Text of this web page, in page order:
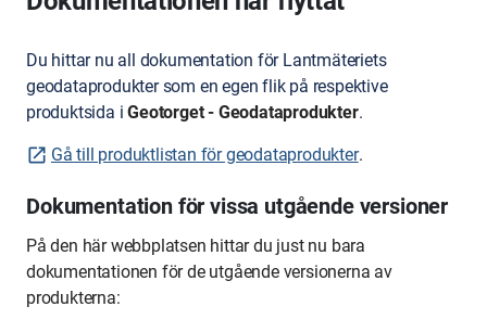
Du hittar nu all dokumentation för Lantmäteriets
geodataprodukter som en egen flik på respektive
produktsida i Geotorget - Geodataprodukter.
Gå till produktlistan för geodataprodukter.
Dokumentation för vissa utgående versioner
På den här webbplatsen hittar du just nu bara
dokumentationen för de utgående versionerna av
produkterna: